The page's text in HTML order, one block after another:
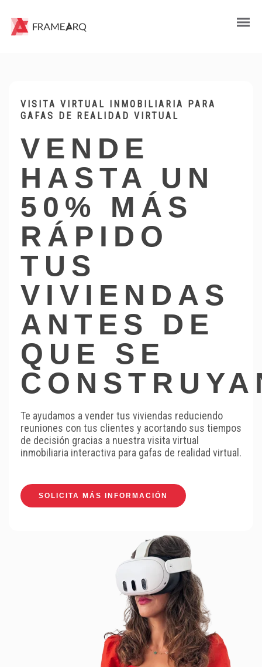
VISITA VIRTUAL INMOBILIARIA PARA
GAFAS DE REALIDAD VIRTUAL
VENDE
HASTA UN
50% MÁS
RÁPIDO
TUS
VIVIENDAS
ANTES DE
QUE SE
Te ayudamos a vender tus viviendas reduciendo
reuniones con tus clientes y acortando sus tiempos
de decisión gracias a nuestra visita virtual
inmobiliaria interactiva para gafas de realidad virtual.
SOLICITA MÁS INFORMACIÓN